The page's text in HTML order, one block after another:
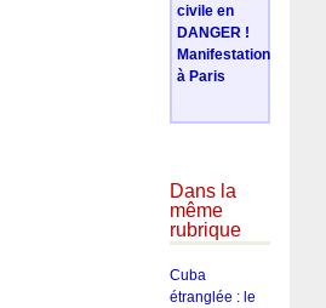
civile en
DANGER !
Manifestation
à Paris
Dans la
même
rubrique
Cuba
étranglée : le